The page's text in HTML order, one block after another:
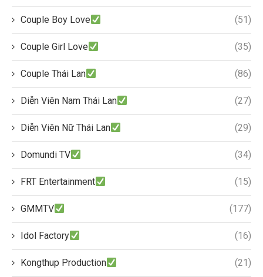
Couple Boy Love (51)
Couple Girl Love (35)
Couple Thái Lan (86)
Diễn Viên Nam Thái Lan (27)
Diễn Viên Nữ Thái Lan (29)
Domundi TV (34)
FRT Entertainment (15)
GMMTV (177)
Idol Factory (16)
Kongthup Production (21)